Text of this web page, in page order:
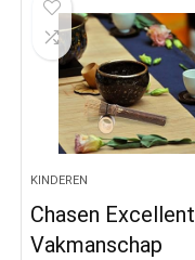
KINDEREN
Chasen Excellent
Vakmanschap